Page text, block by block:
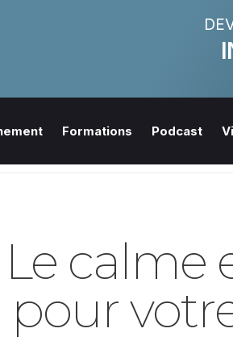
Formations Podcast
calme
pour